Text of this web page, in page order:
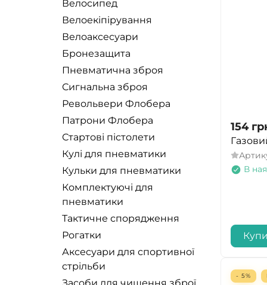
XLC
Knog
Primus
Mace
Real Avid
Ogso
Silva
Кемпинг
Bo-Camp
Fox
Оптика
Окуляри
Намет
Рюкзаки
Сумки та валізи
Трекінгові палиці
Фітнес-трекер і смарт-
годинник
Фітнес-трекери і смарт-
годинник
Ліхтар
Елементи живлення і ЗУ
Картридж
Велосипед
Велоекіпірування
Велоаксесуари
Бронезащита
Пневматична зброя
Сигнальна зброя
Револьвери Флобера
Патрони Флобера
Стартові пістолети
Кулі для пневматики
Кульки для пневматики
Комплектуючі для
пневматики
Тактичне спорядження
Рогатки
Аксесуари для спортивної
стрільби
154
В
- 5%